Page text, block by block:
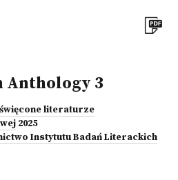
3
literaturze
2025
Instytutu Badań Literackich